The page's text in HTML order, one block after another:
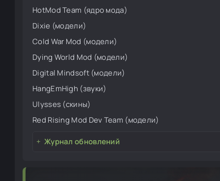
HotMod Team (ядро мода)
Dixie (модели)
Cold War Mod (модели)
Dying World Mod (модели)
Digital Mindsoft (модели)
HangEmHigh (звуки)
Ulysses (скины)
Red Rising Mod Dev Team (модели)
Журнал обновлений